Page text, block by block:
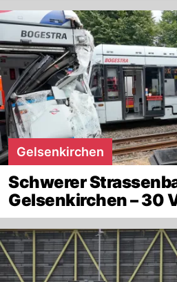
Gelsenkirchen
Schwerer
Gelsenkirchen – 30